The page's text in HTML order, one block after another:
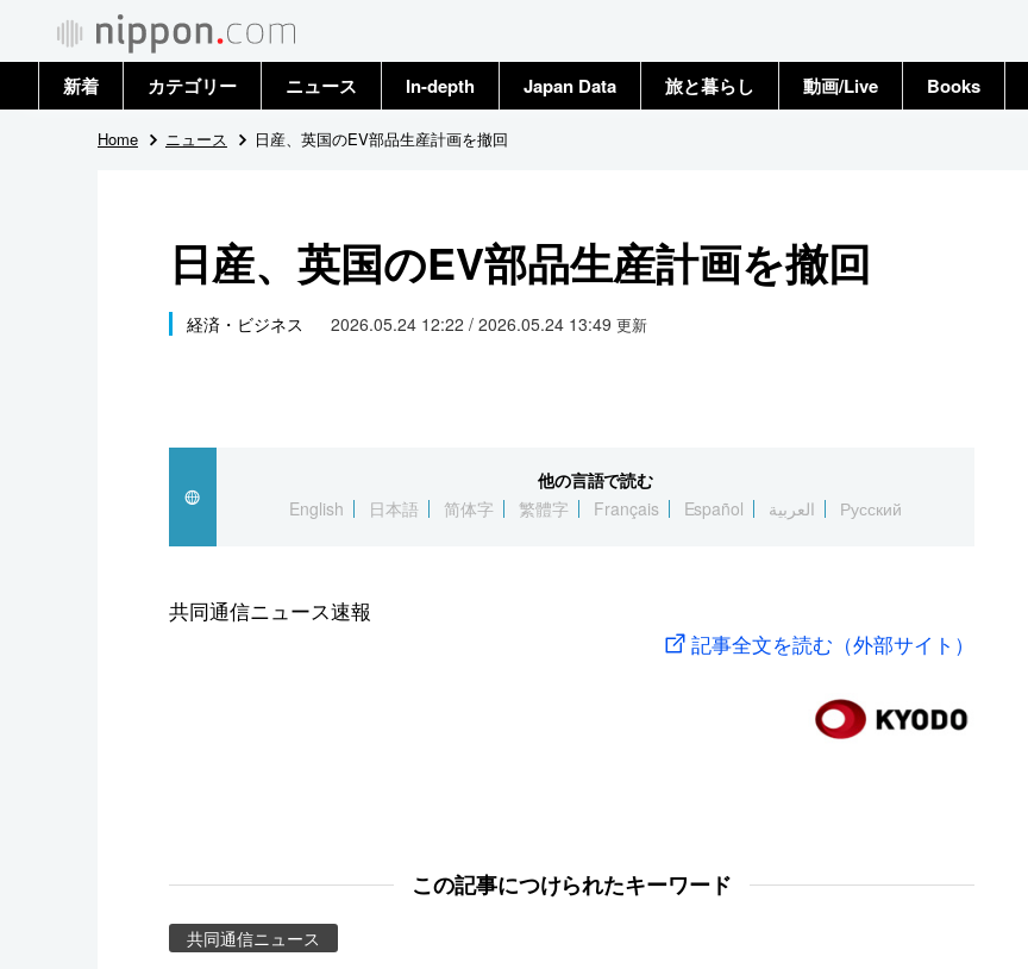
新着 カテゴリー
政治・外交
国際
科学・技術
暮らし
ニュース
トップ
In-depth Japan Data 旅と暮らし 動画/Live Books
Home ニュース 日産、英国のEV部品生産計画を撤回
日産、英国のEV部品生産計画を撤回
経済・ビジネス 2026.05.24 12:22 / 2026.05.24 13:49 更新
他の言語で読む
English
日本語 简体字 繁體字 Français Español العربية Русский
共同通信ニュース速報
記事全文を読む（外部サイト）
この記事につけられたキーワード
共同通信ニュース